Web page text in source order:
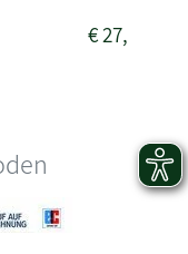
€27,90